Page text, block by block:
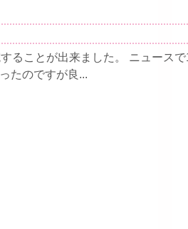
ることが出来ました。 ニュース
たのですが良...